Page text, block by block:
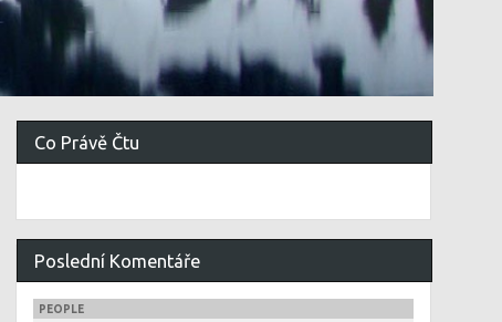
Co Právě Čtu
Poslední Komentáře
PEOPLE